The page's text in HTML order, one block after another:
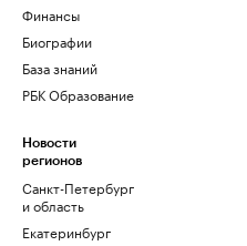
Финансы
Биографии
База знаний
РБК Образование
Новости
регионов
Санкт-Петербург
и область
Екатеринбург